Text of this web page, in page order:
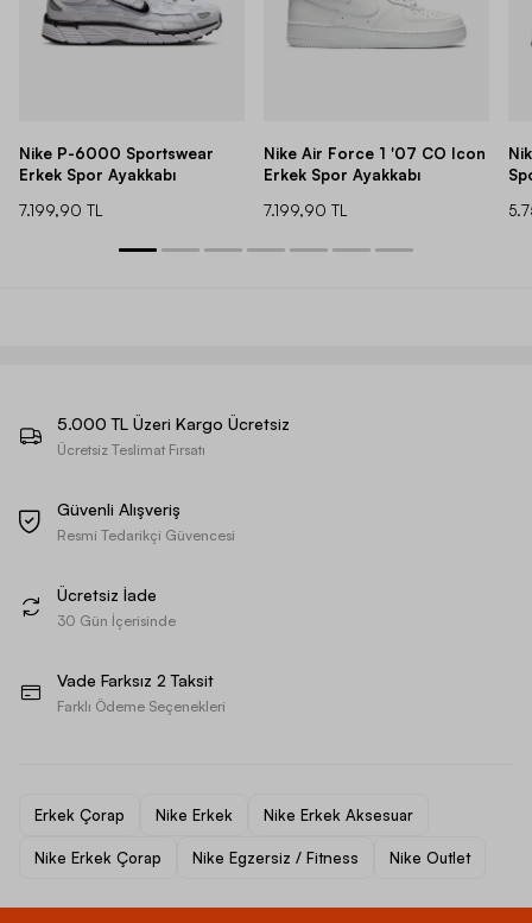
Nike P-6000 Sportswear
Erkek Spor Ayakkabı
7.199,90 TL
Nike Air Force 1 '07 CO Icon
Erkek Spor Ayakkabı
7.199,90 TL
5.000 TL Üzeri Kargo Ücretsiz
Ücretsiz Teslimat Fırsatı
Güvenli Alışveriş
Resmi Tedarikçi Güvencesi
Ücretsiz İade
30 Gün İçerisinde
Vade Farksız 2 Taksit
Farklı Ödeme Seçenekleri
Erkek Çorap Nike Erkek Nike Erkek Aksesuar
Nike Erkek Çorap Nike Egzersiz / Fitness Nike Outlet